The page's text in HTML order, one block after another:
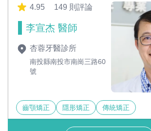
4.95 149 則評論
李宣杰 醫師
杏蓉牙醫診所
南投縣南投市南崗三路60
號
齒顎矯正 隱形矯正 傳統矯正